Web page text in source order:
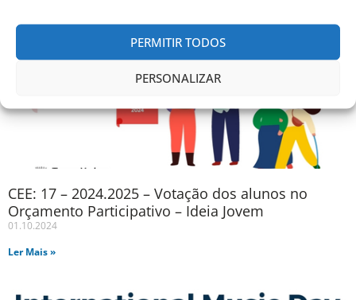
PERMITIR TODOS
PERSONALIZAR
CEE: 17 – 2024.2025 – Votação dos alunos no
Orçamento Participativo – Ideia Jovem
01.10.2024
Ler Mais »